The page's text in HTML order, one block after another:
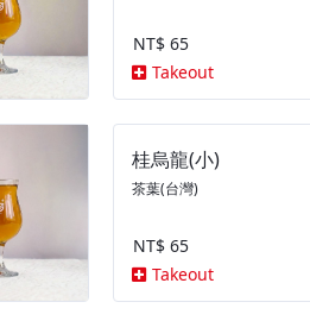
NT$ 65
Takeout
桂烏龍(小)
茶葉(台灣)
NT$ 65
Takeout